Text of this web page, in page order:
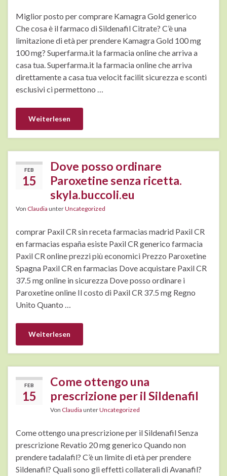
Miglior posto per comprare Kamagra Gold generico
Che cosa è il farmaco di Sildenafil Citrate? C’è una
limitazione di età per prendere Kamagra Gold 100 mg
100 mg? Superfarma.it la farmacia online che arriva a
casa tua. Superfarma.it la farmacia online che arriva
direttamente a casa tua velocit facilit sicurezza e sconti
esclusivi ci permettono …
Weiterlesen
FEB
15
Dove posso ordinare
Paroxetine senza ricetta.
skyla.buccoli.eu
Von Claudia unterUncategorized
comprar Paxil CR sin receta farmacias madrid Paxil CR
en farmacias españa esiste Paxil CR generico farmacia
Paxil CR online prezzi più economici Prezzo Paroxetine
Spagna Paxil CR en farmacias Dove acquistare Paxil CR
37.5 mg online in sicurezza Dove posso ordinare i
Paroxetine online Il costo di Paxil CR 37.5 mg Regno
Unito Quanto …
Weiterlesen
FEB
15
Come ottengo una
prescrizione per il Sildenafil
Von Claudia unterUncategorized
Come ottengo una prescrizione per il Sildenafil Senza
prescrizione Revatio 20 mg generico Quando non
prendere tadalafil? C’è un limite di età per prendere
Sildenafil? Quali sono gli effetti collaterali di Avanafil?